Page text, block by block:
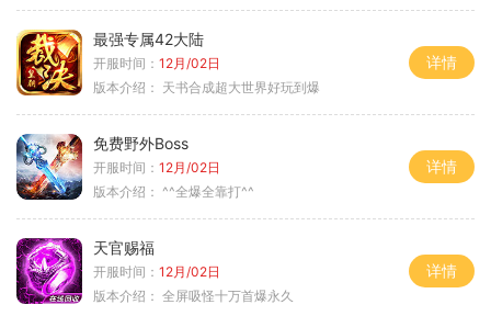
最强专属42大陆
开服时间： 12月/02日
版本介绍： 天书合成超大世界好玩到爆
详情
免费野外Boss
开服时间： 12月/02日
版本介绍： ^^全爆全靠打^^
详情
天官赐福
开服时间： 12月/02日
版本介绍： 全屏吸怪十万首爆永久
详情